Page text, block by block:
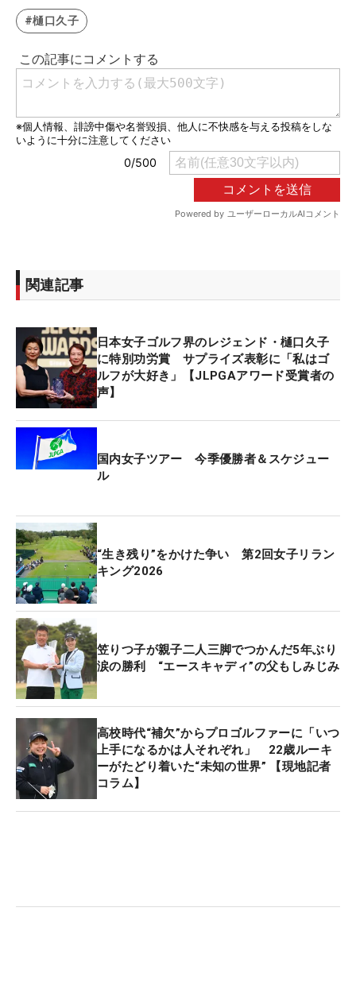
#樋口久子
関連記事
日本女子ゴルフ界のレジェンド・樋口久子
に特別功労賞 サプライズ表彰に「私はゴ
ルフが大好き」【JLPGAアワード受賞者の
声】
国内女子ツアー 今季優勝者＆スケジュー
ル
“生き残り”をかけた争い 第2回女子リラン
キング2026
笠りつ子が親子二人三脚でつかんだ5年ぶり
涙の勝利 “エースキャディ”の父もしみじみ
高校時代“補欠”からプロゴルファーに「いつ
上手になるかは人それぞれ」 22歳ルーキ
ーがたどり着いた“未知の世界” 【現地記者
コラム】